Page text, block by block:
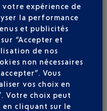
expérience de
la performance
et publicités
“Accepter et
de nos
non nécessaires
Vous
vos choix en
Votre choix peut
cliquant sur le